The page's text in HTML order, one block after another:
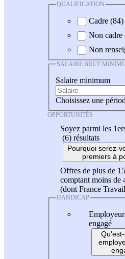
QUALIFICATION
Cadre (84)
Non cadre
Non
SALAIRE BRUT
Salaire minimum
Choisissez une
OPPORTUNITÉS
Soyez parmi les
(6) résultats
Pourquoi serez-
premiers à
Offres de plus de
comptant moins de
(dont France
HANDICAP
engagé